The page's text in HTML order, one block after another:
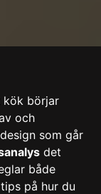
kök börjar
och
som går
det
både
på hur du